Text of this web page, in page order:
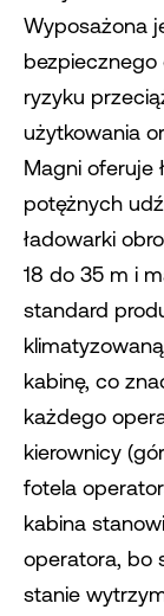
Wyposażona
bezpiecznego
ryzyku
użytkowania
Magni oferuje
potężnych
ładowarki
18 do 35 m i
standard
kabinę, co
każdego
kierownicy
fotela
kabina
operatora, bo
stanie